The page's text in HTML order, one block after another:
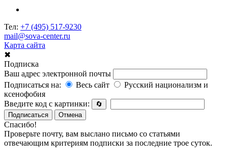
Тел: +7 (495) 517-9230
mail@sova-center.ru
Карта сайта
✖
Подписка
Ваш адрес электронной почты
Подписаться на:
Весь сайт
Русский национализм и
ксенофобия
Введите код с картинки:
🔄
Подписаться
Отмена
Спасибо!
Проверьте почту, вам выслано письмо со статьями
отвечающим критериям подписки за последние трое суток.